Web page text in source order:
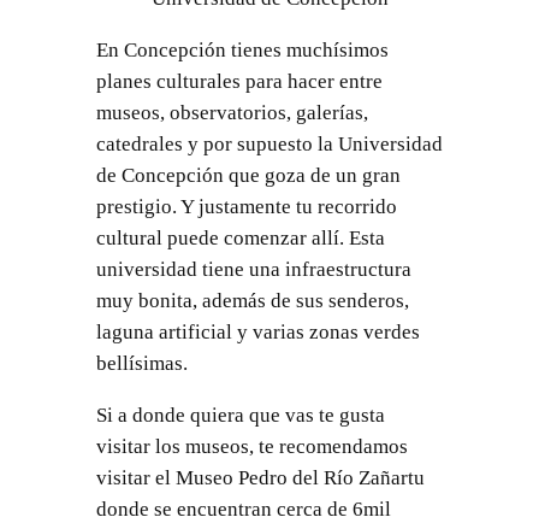
En Concepción tienes muchísimos
planes culturales para hacer entre
museos, observatorios, galerías,
catedrales y por supuesto la Universidad
de Concepción que goza de un gran
prestigio. Y justamente tu recorrido
cultural puede comenzar allí. Esta
universidad tiene una infraestructura
muy bonita, además de sus senderos,
laguna artificial y varias zonas verdes
bellísimas.
Si a donde quiera que vas te gusta
visitar los museos, te recomendamos
visitar el Museo Pedro del Río Zañartu
donde se encuentran cerca de 6mil